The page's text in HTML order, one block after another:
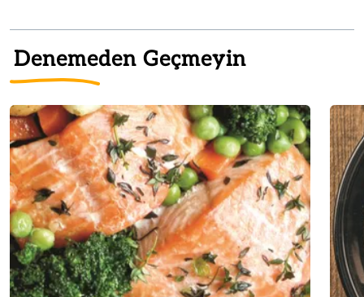
Denemeden Geçmeyin